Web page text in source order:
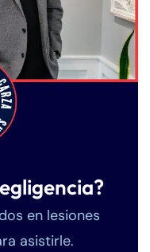
en lesiones
asistirle.